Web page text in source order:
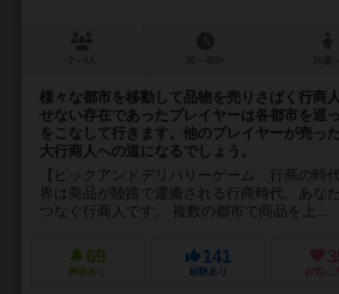
様々な都市を移動して品物を売りさばく行商
せない存在であったプレイヤーは各都市を巡
をこなして行きます。他のプレイヤーが売っ
大行商人への道になるでしょう。
【ピックアンドデリバリーゲーム 行商の時
界は商品が陸路で運搬される行商時代、あな
つなぐ行商人です。 複数の都市で商品を上...
69
興味あり
141
経験あり お気に